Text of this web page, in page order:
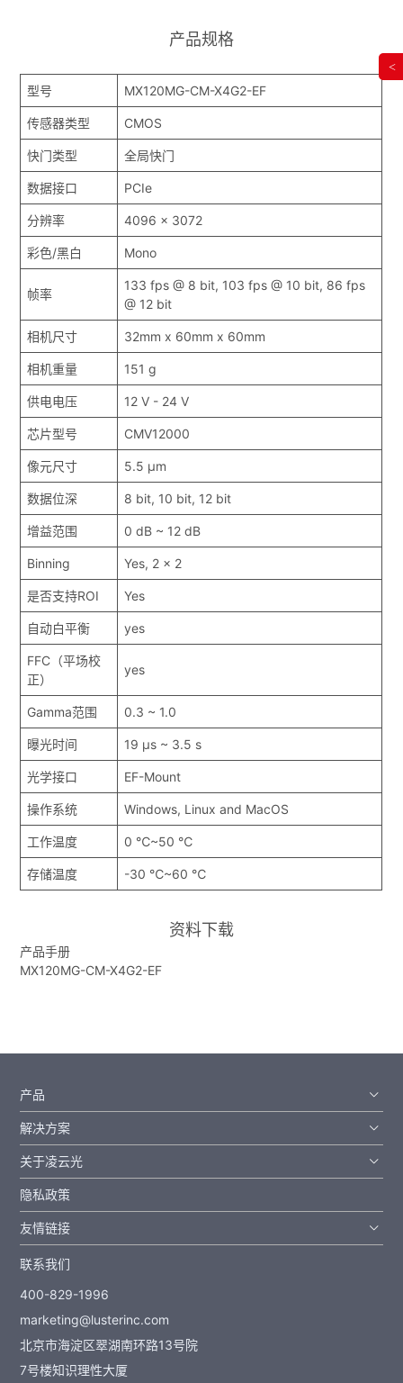
产品规格
型号 MX120MG-CM-X4G2-EF
传感器类型 CMOS
快门类型 全局快门
数据接口 PCIe
分辨率 4096 x 3072
彩色/黑白 Mono
帧率
133 fps @ 8 bit, 103 fps @ 10 bit, 86 fps
@ 12 bit
相机尺寸 32mm x 60mm x 60mm
相机重量 151 g
供电电压 12 V - 24 V
芯片型号 CMV12000
像元尺寸 5.5 μm
数据位深 8 bit, 10 bit, 12 bit
增益范围 0 dB ~ 12 dB
Binning Yes, 2 x 2
是否支持ROI Yes
自动白平衡 yes
FFC（平场校
正）
yes
Gamma范围 0.3 ~ 1.0
曝光时间 19 μs ~ 3.5 s
光学接口 EF-Mount
操作系统 Windows, Linux and MacOS
工作温度 0 ℃~50 ℃
存储温度 -30 ℃~60 ℃
资料下载
产品手册
MX120MG-CM-X4G2-EF
产品
解决方案
关于凌云光
隐私政策
友情链接
联系我们
400-829-1996
marketing@lusterinc.com
北京市海淀区翠湖南环路13号院
7号楼知识理性大厦
<